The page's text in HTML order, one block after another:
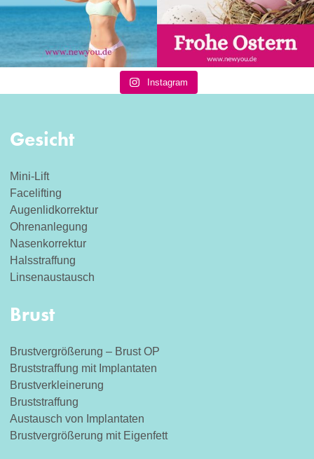
Instagram
Gesicht
Mini-Lift
Facelifting
Augenlidkorrektur
Ohrenanlegung
Nasenkorrektur
Halsstraffung
Linsenaustausch
Brust
Brustvergrößerung – Brust OP
Bruststraffung mit Implantaten
Brustverkleinerung
Bruststraffung
Austausch von Implantaten
Brustvergrößerung mit Eigenfett